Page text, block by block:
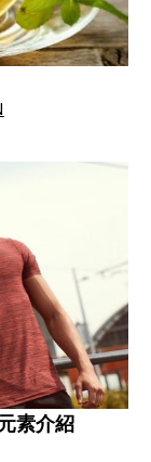
素介紹